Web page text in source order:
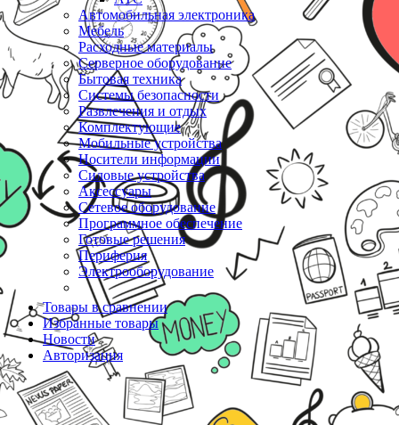
Автомобильная электроника
Мебель
Расходные материалы
Серверное оборудование
Бытовая техника
Системы безопасности
Развлечения и отдых
Комплектующие
Мобильные устройства
Носители информации
Силовые устройства
Аксессуары
Сетевое оборудование
Программное обеспечение
Готовые решения
Периферия
Электрооборудование
Товары в сравнении
Избранные товары
Новости
Авторизация